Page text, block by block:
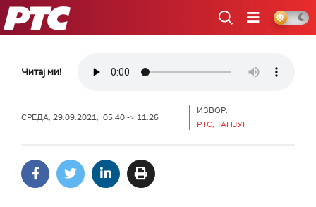
РТС
Читај ми!
СРЕДА, 29.09.2021, 05:40 -> 11:26
ИЗВОР:
РТС, ТАНЈУГ